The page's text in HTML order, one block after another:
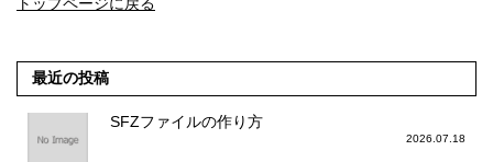
トップページに戻る
最近の投稿
SFZファイルの作り方
2026.07.18